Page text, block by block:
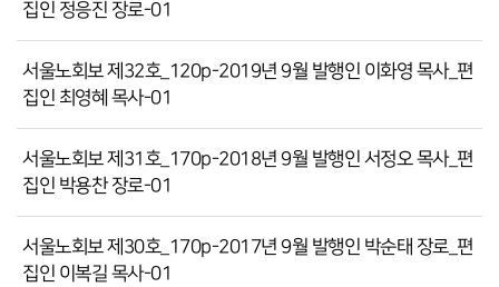
집인 정응진 장로-01
서울노회보 제32호_120p-2019년 9월 발행인 이화영 목사_편
집인 최영혜 목사-01
서울노회보 제31호_170p-2018년 9월 발행인 서정오 목사_편
집인 박용찬 장로-01
서울노회보 제30호_170p-2017년 9월 발행인 박순태 장로_편
집인 이복길 목사-01